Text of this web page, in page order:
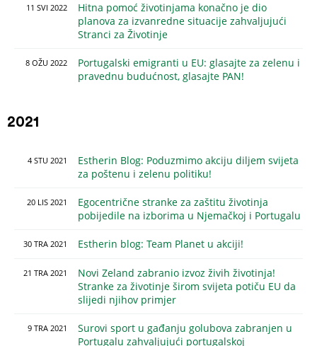
11 SVI 2022
Hitna pomoć životinjama konačno je dio
planova za izvanredne situacije zahvaljujući
Stranci za Životinje
8 OŽU 2022
Portugalski emigranti u EU: glasajte za zelenu i
pravednu budućnost, glasajte PAN!
2021
4 STU 2021
Estherin Blog: Poduzmimo akciju diljem svijeta
za poštenu i zelenu politiku!
20 LIS 2021
Egocentrične stranke za zaštitu životinja
pobijedile na izborima u Njemačkoj i Portugalu
30 TRA 2021 Estherin blog: Team Planet u akciji!
21 TRA 2021
Novi Zeland zabranio izvoz živih životinja!
Stranke za životinje širom svijeta potiču EU da
slijedi njihov primjer
9 TRA 2021
Surovi sport u gađanju golubova zabranjen u
Portugalu zahvaljujući portugalskoj